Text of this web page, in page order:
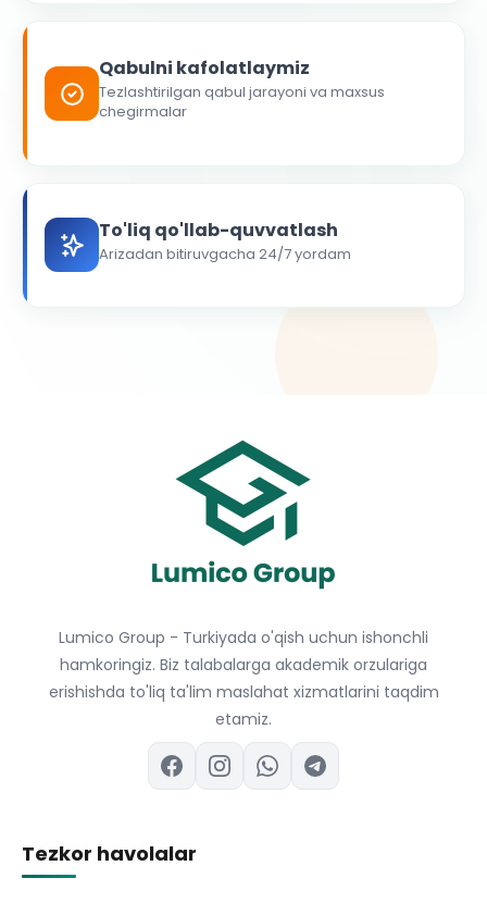
Qabulni kafolatlaymiz
Tezlashtirilgan qabul jarayoni va maxsus
chegirmalar
To'liq qo'llab-quvvatlash
Arizadan bitiruvgacha 24/7 yordam
Lumico Group - Turkiyada o'qish uchun ishonchli
hamkoringiz. Biz talabalarga akademik orzulariga
erishishda to'liq ta'lim maslahat xizmatlarini taqdim
etamiz.
Tezkor havolalar